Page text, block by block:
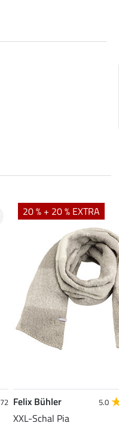
72
20 % + 20 % EXTRA
Felix Bühler 5.0
XXL-Schal Pia